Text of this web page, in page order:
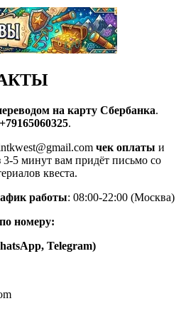
на карту Сбербанка.
+79165060325.
чек оплаты и
3-5 минут вам придёт письмо со
квеста.
работы: 08:00-22:00 (Москва)
номеру:
Telegram)